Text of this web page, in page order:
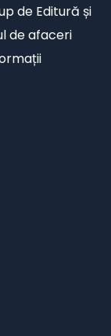
de Editură și
de afaceri